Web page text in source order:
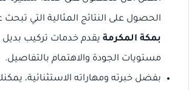
الحصول على النتائج المثالية التي تبحث
بمكة المكرمةيقدم خدمات تركيب
مستويات الجودة والاهتمام بالتفاصيل.
بفضل خبرته ومهاراته الاستثنائية،